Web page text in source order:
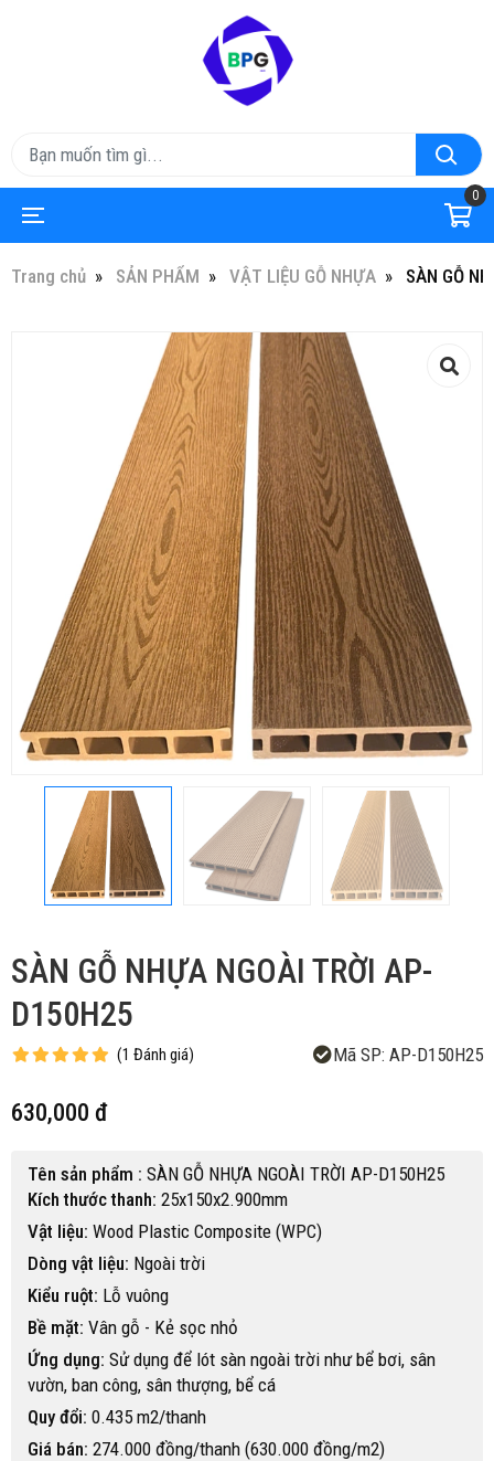
0
Trang chủ SẢN PHẨM VẬT LIỆU GỖ NHỰA SÀN GỖ
SÀN GỖ NHỰA NGOÀI TRỜI AP-
D150H25
(1 Đánh giá) Mã SP: AP-D150H25
630,000 đ
Tên sản phẩm : SÀN GỖ NHỰA NGOÀI TRỜI AP-D150H25
Kích thước thanh: 25x150x2.900mm
Vật liệu: Wood Plastic Composite (WPC)
Dòng vật liệu: Ngoài trời
Kiểu ruột: Lỗ vuông
Bề mặt: Vân gỗ - Kẻ sọc nhỏ
Ứng dụng: Sử dụng để lót sàn ngoài trời như bể bơi, sân
vườn, ban công, sân thượng, bể cá
Quy đổi: 0.435 m2/thanh
Giá bán: 274.000 đồng/thanh (630.000 đồng/m2)